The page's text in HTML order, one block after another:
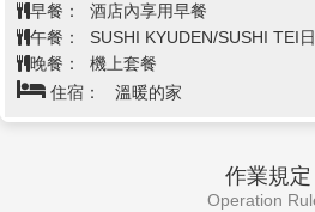
早餐：
酒店內享用早餐
午餐：
SUSHI KYUDEN/SUSHI TEI
晚餐：
機上套餐
住宿：
溫暖的家
作業規定
Operation